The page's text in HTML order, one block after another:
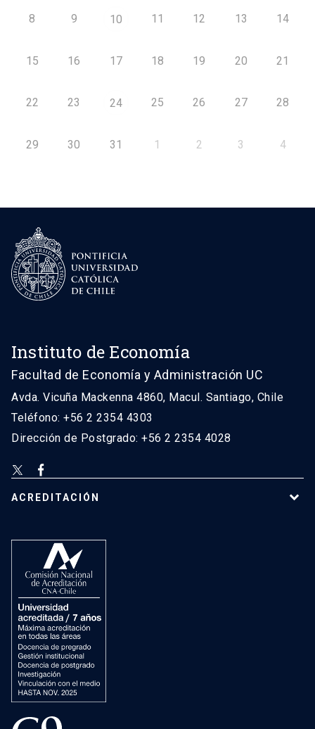
8 9 10 11 12 13 14
15 16 17 18 19 20 21
22 23 24 25 26 27 28
29 30 31 1 2 3 4
Instituto de Economía
Facultad de Economía y Administración UC
Avda. Vicuña Mackenna 4860, Macul. Santiago, Chile
Teléfono: +56 2 2354 4303
Dirección de Postgrado: +56 2 2354 4028
ACREDITACIÓN